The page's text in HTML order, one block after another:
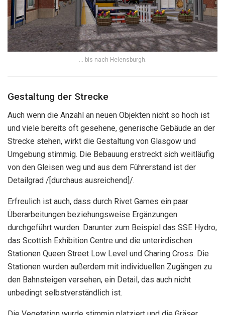
… bis nach Helensburgh.
Gestaltung der Strecke
Auch wenn die Anzahl an neuen Objekten nicht so hoch ist
und viele bereits oft gesehene, generische Gebäude an der
Strecke stehen, wirkt die Gestaltung von Glasgow und
Umgebung stimmig. Die Bebauung erstreckt sich weitläufig
von den Gleisen weg und aus dem Führerstand ist der
Detailgrad /[durchaus ausreichend]/.
Erfreulich ist auch, dass durch Rivet Games ein paar
Überarbeitungen beziehungsweise Ergänzungen
durchgeführt wurden. Darunter zum Beispiel das SSE Hydro,
das Scottish Exhibition Centre und die unterirdischen
Stationen Queen Street Low Level und Charing Cross. Die
Stationen wurden außerdem mit individuellen Zugängen zu
den Bahnsteigen versehen, ein Detail, das auch nicht
unbedingt selbstverständlich ist.